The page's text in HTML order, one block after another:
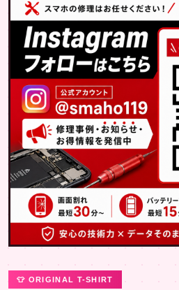
👕 ORIGINAL T-SHIRT